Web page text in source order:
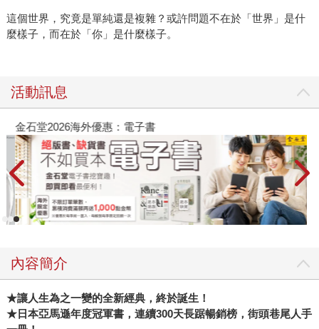
這個世界，究竟是單純還是複雜？或許問題不在於「世界」是什
麼樣子，而在於「你」是什麼樣子。
活動訊息
金石堂2026海外優惠：電子書
內容簡介
★讓人生為之一變的全新經典，終於誕生！
★日本亞馬遜年度冠軍書，連續300天長踞暢銷榜，街頭巷尾人手